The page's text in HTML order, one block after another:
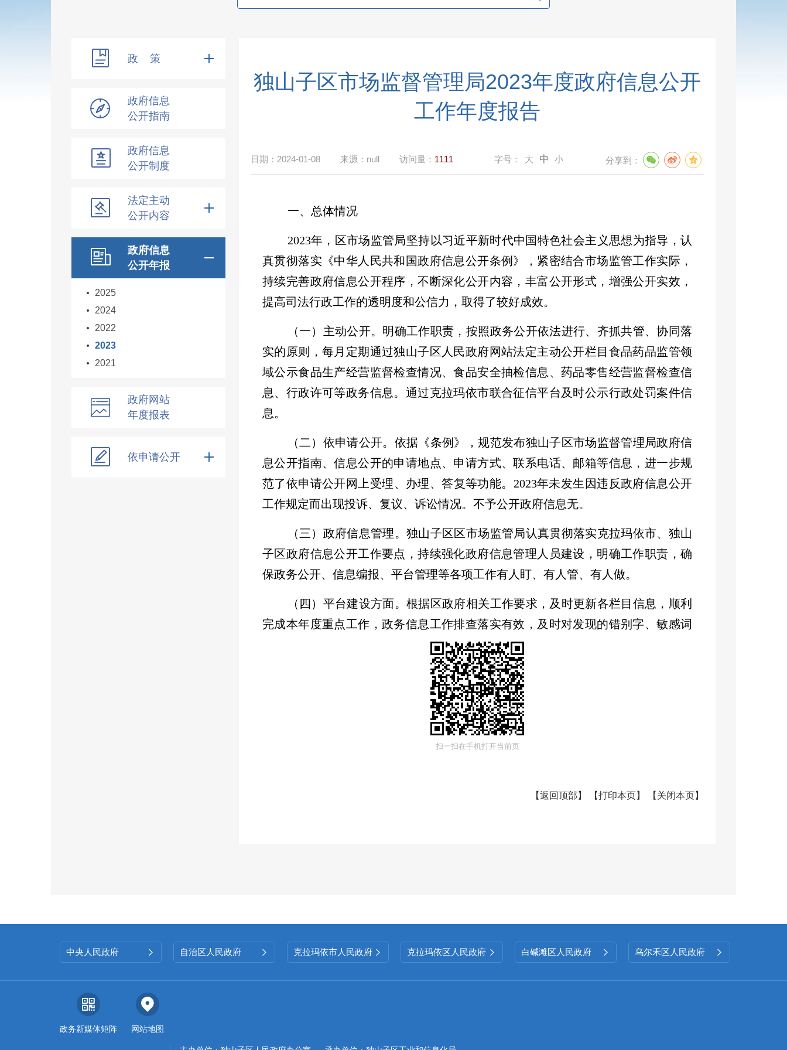
政 策
政府信息
公开指南
政府信息
公开制度
法定主动
公开内容
政府信息
公开年报
2025
2024
2022
2023
2021
政府网站
年度报表
依申请公开
独山子区市场监督管理局2023年度政府信息公开
工作年度报告
日期： 2024-01-08 来源： null 访问量： 1111 字号： 大 中 小 分享到：
一、总体情况
2023年，区市场监管局坚持以习近平新时代中国特色社会主义思想为指导，认
真贯彻落实《中华人民共和国政府信息公开条例》，紧密结合市场监管工作实际，
持续完善政府信息公开程序，不断深化公开内容，丰富公开形式，增强公开实效，
提高司法行政工作的透明度和公信力，取得了较好成效。
（一）主动公开。明确工作职责，按照政务公开依法进行、齐抓共管、协同落
实的原则，每月定期通过独山子区人民政府网站法定主动公开栏目食品药品监管领
域公示食品生产经营监督检查情况、食品安全抽检信息、药品零售经营监督检查信
息、行政许可等政务信息。通过克拉玛依市联合征信平台及时公示行政处罚案件信
息。
（二）依申请公开。依据《条例》，规范发布独山子区市场监督管理局政府信
息公开指南、信息公开的申请地点、申请方式、联系电话、邮箱等信息，进一步规
范了依申请公开网上受理、办理、答复等功能。 2023年未发生因违反政府信息公开
工作规定而出现投诉、复议、诉讼情况。不予公开政府信息无。
（三）政府信息管理。独山子区区市场监管局认真贯彻落实克拉玛依市、独山
子区政府信息公开工作要点，持续强化政府信息管理人员建设，明确工作职责，确
保政务公开、信息编报、平台管理等各项工作有人盯、有人管、有人做。
（四）平台建设方面。根据区政府相关工作要求，及时更新各栏目信息，顺利
完成本年度重点工作，政务信息工作排查落实有效，及时对发现的错别字、敏感词
（五）监督保障方面。严格遵守“三审三校”制度，明确信息报送职责和审核流
程。所有拟公开信息均需网络管理员初审、科室负责人复审、主要领导最终审核把
关，确保信息内容准确无误、格式规范、符合保密要求，坚决杜绝涉密信息上网、
件
第二十条第（五）项
扫一扫在手机打开当前页
【返回顶部 】 【打印本页】 【 关闭本页】
中央人民政府  自治区人民政府  克拉玛依市人民政府  克拉玛依区人民政府  白碱滩区人民政府  乌尔禾区人民政府 
政务新媒体矩阵 网站地图